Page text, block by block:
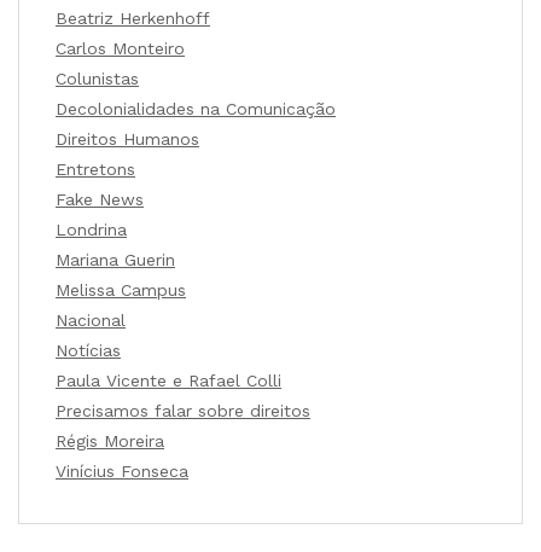
Beatriz Herkenhoff
Carlos Monteiro
Colunistas
Decolonialidades na Comunicação
Direitos Humanos
Entretons
Fake News
Londrina
Mariana Guerin
Melissa Campus
Nacional
Notícias
Paula Vicente e Rafael Colli
Precisamos falar sobre direitos
Régis Moreira
Vinícius Fonseca